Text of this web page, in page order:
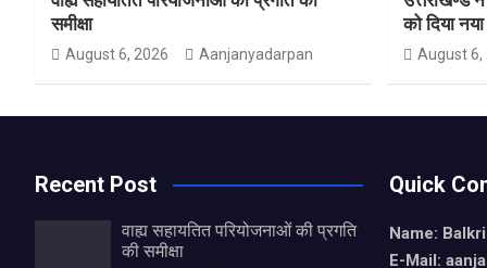
समीक्षा
August 6, 2026 Aanjanyadarpan
को दिया
August 6,
Recent Post
वाह्य सहायतित परियोजनाओं की प्रगति
की समीक्षा
Quick
Name:
E-Mail: